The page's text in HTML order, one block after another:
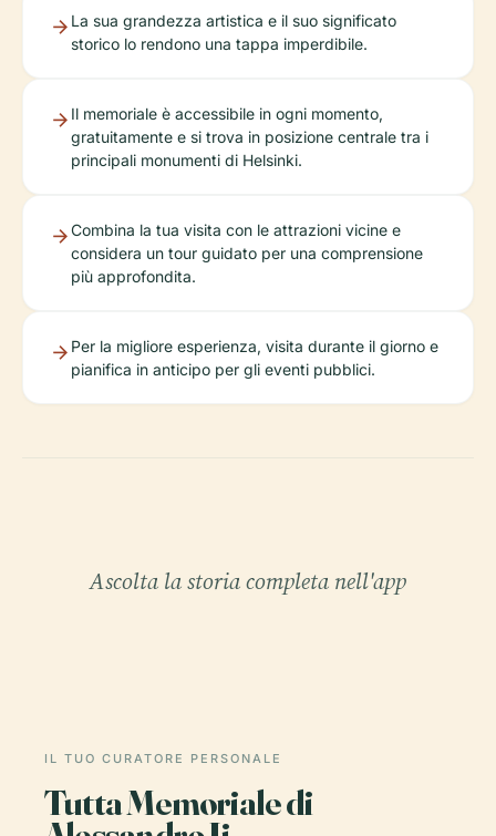
La sua grandezza artistica e il suo significato
storico lo rendono una tappa imperdibile.
Il memoriale è accessibile in ogni momento,
gratuitamente e si trova in posizione centrale tra i
principali monumenti di Helsinki.
Combina la tua visita con le attrazioni vicine e
considera un tour guidato per una comprensione
più approfondita.
Per la migliore esperienza, visita durante il giorno e
pianifica in anticipo per gli eventi pubblici.
Ascolta la storia completa nell'app
IL TUO CURATORE PERSONALE
Tutta Memoriale di